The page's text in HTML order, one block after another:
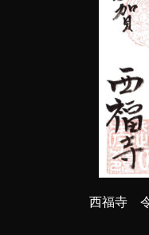
西福寺